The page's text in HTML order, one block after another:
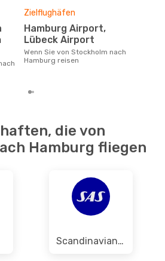
Zielflughäfen
Hamburg Airport,
Lübeck Airport
Wenn Sie von Stockholm nach
Hamburg reisen
die von
Hamburg fliegen
Scandinavian Airlines